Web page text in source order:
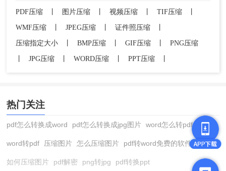
PDF压缩 图片压缩 视频压缩 TIF压缩
WMF压缩
JPEG压缩 证件照压缩
压缩指定大小
BMP压缩 GIF压缩
PNG压缩
JPG压缩 WORD压缩 PPT压缩
热门关注
pdf怎么转换成word pdf怎么转换成jpg图片 word怎么转pdf
word转pdf 压缩图片 怎么压缩图片 pdf转word免费的软件
如何压缩图片 pdf解密 png转jpg pdf转换ppt